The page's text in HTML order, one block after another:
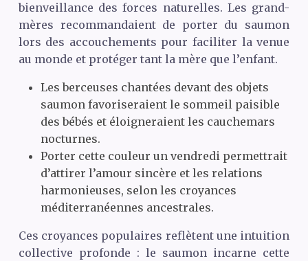
bienveillance des forces naturelles. Les grand-
mères recommandaient de porter du saumon
lors des accouchements pour faciliter la venue
au monde et protéger tant la mère que l’enfant.
Les berceuses chantées devant des objets
saumon favoriseraient le sommeil paisible
des bébés et éloigneraient les cauchemars
nocturnes.
Porter cette couleur un vendredi permettrait
d’attirer l’amour sincère et les relations
harmonieuses, selon les croyances
méditerranéennes ancestrales.
Ces croyances populaires reflètent une intuition
collective profonde : le saumon incarne cette